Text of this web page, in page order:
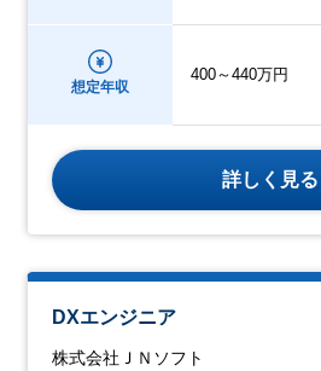
想定年収
400～440万円
詳しく見る
DXエンジニア
株式会社ＪＮソフト